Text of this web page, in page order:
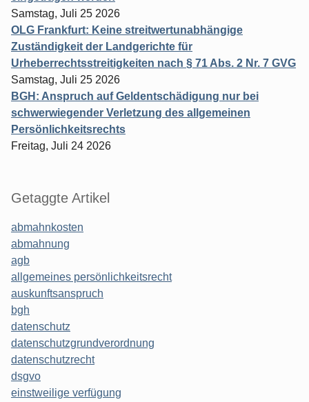
Samstag, Juli 25 2026
OLG Frankfurt: Keine streitwertunabhängige
Zuständigkeit der Landgerichte für
Urheberrechtsstreitigkeiten nach § 71 Abs. 2 Nr. 7 GVG
Samstag, Juli 25 2026
BGH: Anspruch auf Geldentschädigung nur bei
schwerwiegender Verletzung des allgemeinen
Persönlichkeitsrechts
Freitag, Juli 24 2026
Getaggte Artikel
abmahnkosten
abmahnung
agb
allgemeines persönlichkeitsrecht
auskunftsanspruch
bgh
datenschutz
datenschutzgrundverordnung
datenschutzrecht
dsgvo
einstweilige verfügung